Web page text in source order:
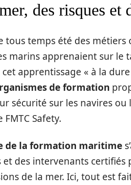
des risques et
tous temps été des
marins apprenaient sur le
apprentissage « à la
de formation
sécurité sur les navires ou
FMTC Safety.
de la formation maritime
et des intervenants
de la mer. Ici, tout est